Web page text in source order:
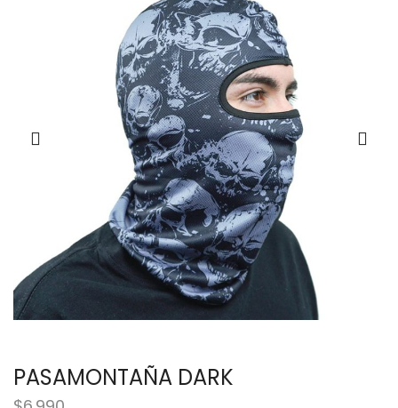
PASAMONTAÑA DARK